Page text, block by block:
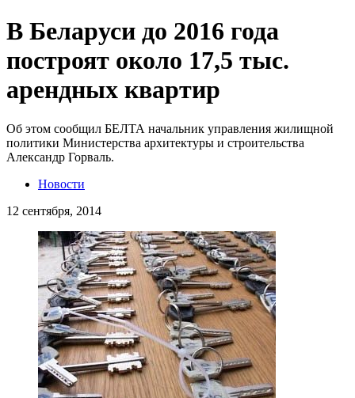
В Беларуси до 2016 года
построят около 17,5 тыс.
арендных квартир
Об этом сообщил БЕЛТА начальник управления жилищной
политики Министерства архитектуры и строительства
Александр Горваль.
Новости
12 сентября, 2014